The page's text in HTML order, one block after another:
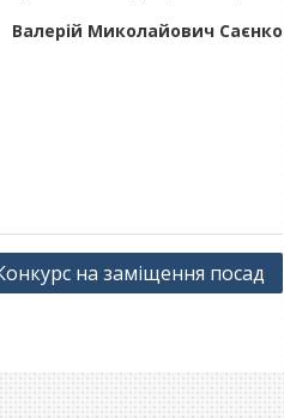
Валерій Миколайович Саєнко
на заміщення посад